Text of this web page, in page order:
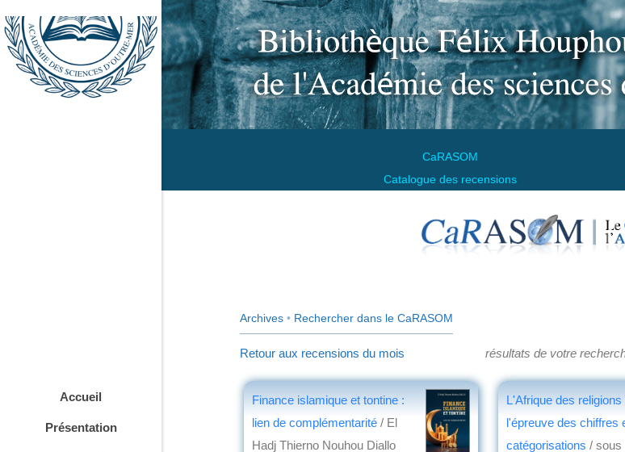
CaRASOM
Catalogue des recensions
Accueil
Présentation
Archives • Rechercher dans le CaRASOM
Retour aux recensions du mois résultats de votre
Finance islamique et tontine :
lien de complémentarité / El
Hadj Thierno Nouhou Diallo
L'Afrique des religions
l'épreuve des chiffres
catégorisations / sous